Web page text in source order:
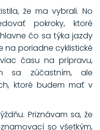
že ma vybrali. No
pokroky, ktoré
čo sa týka jazdy
na poriadne cyklistické
času na prípravu,
sa zúčastním, ale
ktoré budem mať v
Priznávam sa, že
so všetkým,